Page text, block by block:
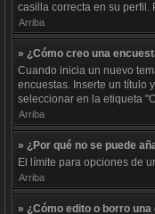
casilla correcta en su
Arriba
» ¿Cómo creo una
Cuando inicia un nuevo
encuestas. Inserte un título
seleccionar en la etiqueta
Arriba
» ¿Por qué no se puede
El límite para opciones de
Arriba
» ¿Cómo edito o borro